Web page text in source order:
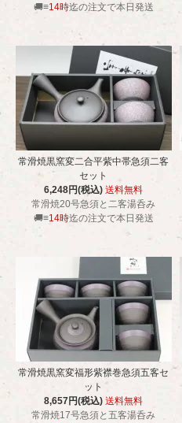
🚚≡14時迄の注文で本日発送
常滑焼黒窯変二合平紫中帯急須二客
セット
6,248円(税込)送料無料
常滑焼20号急須と二客湯呑み
🚚≡14時迄の注文で本日発送
常滑焼黒窯変福形紫襟巻急須五客セ
ット
8,657円(税込)送料無料
常滑焼17号急須と五客湯呑み